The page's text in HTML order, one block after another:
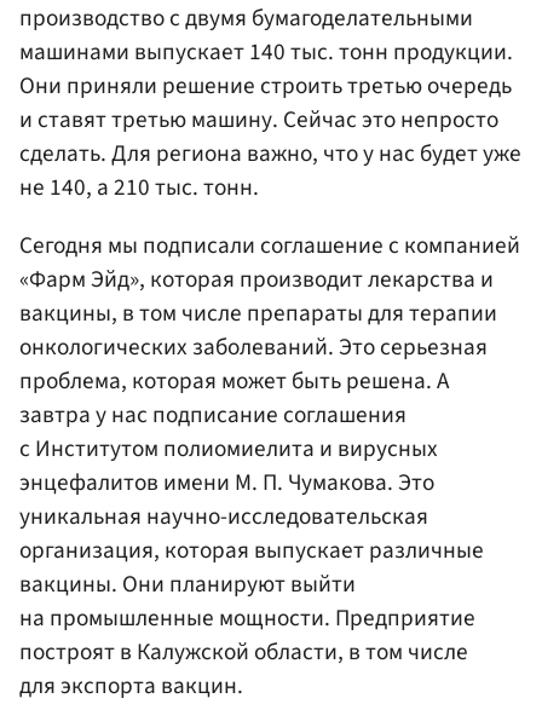
производство с двумя бумагоделательными
машинами выпускает 140 тыс. тонн продукции.
Они приняли решение строить третью очередь
и ставят третью машину. Сейчас это непросто
сделать. Для региона важно, что у нас будет уже
не 140, а 210 тыс. тонн.
Сегодня мы подписали соглашение с компанией
«Фарм Эйд», которая производит лекарства и
вакцины, в том числе препараты для терапии
онкологических заболеваний. Это серьезная
проблема, которая может быть решена. А
завтра у нас подписание соглашения
с Институтом полиомиелита и вирусных
энцефалитов имени М. П. Чумакова. Это
уникальная научно-исследовательская
организация, которая выпускает различные
вакцины. Они планируют выйти
на промышленные мощности. Предприятие
построят в Калужской области, в том числе
для экспорта вакцин.